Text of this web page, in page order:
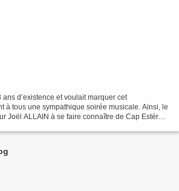
d’existence et voulait marquer cet
à tous une sympathique soirée musicale. Ainsi, le
Joël ALLAIN à se faire connaître de Cap Estérel.